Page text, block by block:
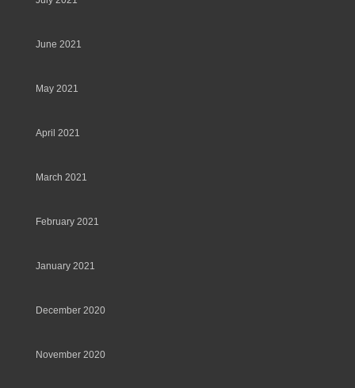
June 2021
May 2021
April 2021
March 2021
February 2021
January 2021
December 2020
November 2020